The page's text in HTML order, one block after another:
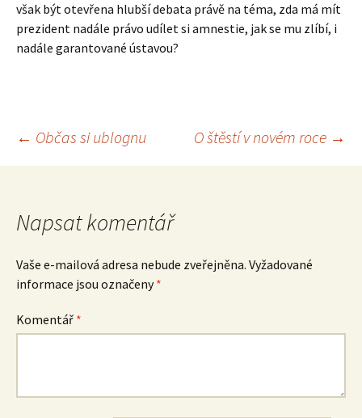
však být otevřena hlubší debata právě na téma, zda má mít
prezident nadále právo udílet si amnestie, jak se mu zlíbí, i
nadále garantované ústavou?
Navigace
pro
příspěvek
← Občas si ublognu O štěstí v novém roce →
Napsat komentář
Vaše e-mailová adresa nebude zveřejněna. Vyžadované
informace jsou označeny*
Komentář *